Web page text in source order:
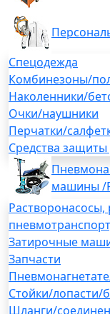
Спецодежда
Комбинезоны/
Наколенники/
Очки/наушники
Перчатки/
Средства
машины /
Растворонасосы,
Затирочные
Запчасти
Стойки/лопасти/
Шланги/